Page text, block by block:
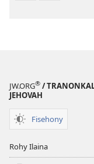
JW.ORG® /
JEHOVAH
Fisehony
Rohy Ilaina